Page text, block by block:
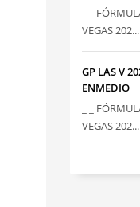
_ _
VEGAS 202...
GP LAS V
ENMEDIO
_ _
VEGAS 202...